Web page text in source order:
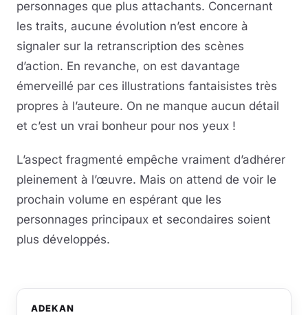
personnages que plus attachants. Concernant
les traits, aucune évolution n’est encore à
signaler sur la retranscription des scènes
d’action. En revanche, on est davantage
émerveillé par ces illustrations fantaisistes très
propres à l’auteure. On ne manque aucun détail
et c’est un vrai bonheur pour nos yeux !
L’aspect fragmenté empêche vraiment d’adhérer
pleinement à l’œuvre. Mais on attend de voir le
prochain volume en espérant que les
personnages principaux et secondaires soient
plus développés.
ADEKAN